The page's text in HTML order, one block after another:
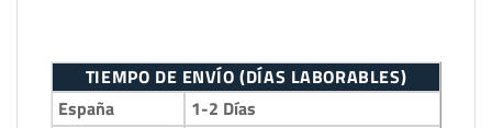
TIEMPO DE ENVÍO (DÍAS LABORABLES)
España
1-2 Días